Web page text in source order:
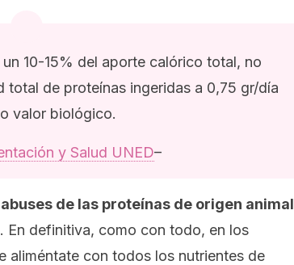
10-15% del aporte calórico total, no
total de proteínas ingeridas a 0,75 gr/día
valor biológico.
y Salud UNED–
de las proteínas de origen animal
En definitiva, como con todo, en los
aliméntate con todos los nutrientes de